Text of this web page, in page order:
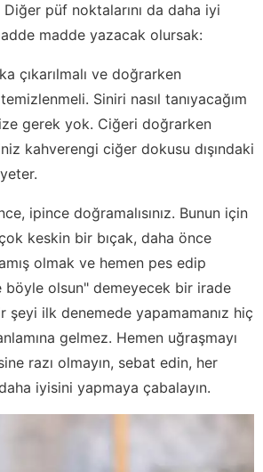
püf noktalarını da daha iyi
madde yazacak olursak:
çıkarılmalı ve doğrarken
Siniri nasıl tanıyacağım
gerek yok. Ciğeri doğrarken
kahverengi ciğer dokusu dışındaki
ipince doğramalısınız. Bunun için
keskin bir bıçak, daha önce
olmak ve hemen pes edip
böyle olsun" demeyecek bir irade
ilk denemede yapamamanız hiç
gelmez. Hemen uğraşmayı
razı olmayın, sebat edin, her
iyisini yapmaya çabalayın.